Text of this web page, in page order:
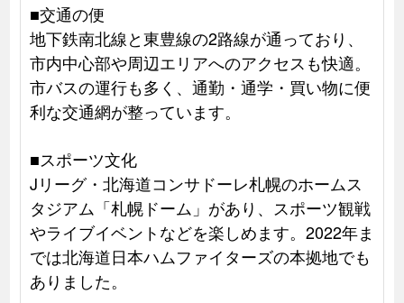
■交通の便
地下鉄南北線と東豊線の2路線が通っており、
市内中心部や周辺エリアへのアクセスも快適。
市バスの運行も多く、通勤・通学・買い物に便
利な交通網が整っています。
■スポーツ文化
Jリーグ・北海道コンサドーレ札幌のホームス
タジアム「札幌ドーム」があり、スポーツ観戦
やライブイベントなどを楽しめます。2022年ま
では北海道日本ハムファイターズの本拠地でも
ありました。